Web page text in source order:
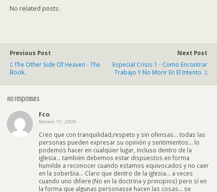
No related posts.
Previous Post
The Other Side Of Heaven - The
Book.
Next Post
Especial Crisis 1 - Como Encontrar
Trabajo Y No Morir En El Intento.
no responses
Fco
febrero 17, 2009
Creo que con tranquilidad,respeto y sin ofensas… todas las
personas pueden expresar su opinión y sentimientos… lo
podemos hacer en cualquier lugar, incluso dentro de la
iglesia… también debemos estar dispuestos en forma
humilde a reconocer cuando estamos equivocados y no caer
en la soberbia… Claro que dentro de la iglesia… a veces
cuando uno difiere (No en la doctrina y principios) pero sí en
la forma que algunas personasse hacen las cosas… se